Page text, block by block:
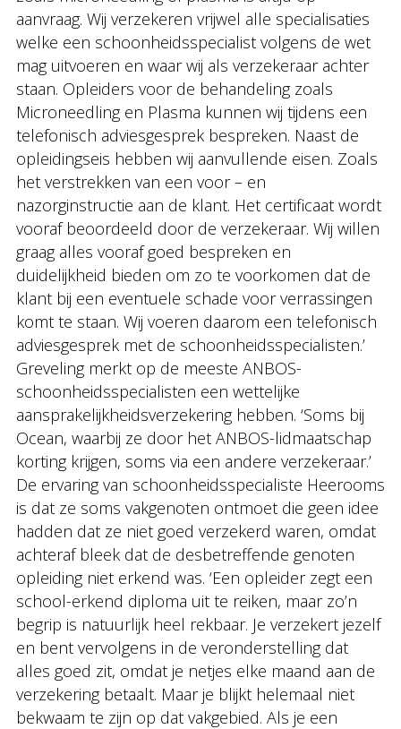
aanvraag. Wij verzekeren vrijwel alle specialisaties
welke een schoonheidsspecialist volgens de wet
mag uitvoeren en waar wij als verzekeraar achter
staan. Opleiders voor de behandeling zoals
Microneedling en Plasma kunnen wij tijdens een
telefonisch adviesgesprek bespreken. Naast de
opleidingseis hebben wij aanvullende eisen. Zoals
het verstrekken van een voor – en
nazorginstructie aan de klant. Het certificaat wordt
vooraf beoordeeld door de verzekeraar. Wij willen
graag alles vooraf goed bespreken en
duidelijkheid bieden om zo te voorkomen dat de
klant bij een eventuele schade voor verrassingen
komt te staan. Wij voeren daarom een telefonisch
adviesgesprek met de schoonheidsspecialisten.’
Greveling merkt op de meeste ANBOS-
schoonheidsspecialisten een wettelijke
aansprakelijkheidsverzekering hebben. ‘Soms bij
Ocean, waarbij ze door het ANBOS-lidmaatschap
korting krijgen, soms via een andere verzekeraar.’
De ervaring van schoonheidsspecialiste Heerooms
is dat ze soms vakgenoten ontmoet die geen idee
hadden dat ze niet goed verzekerd waren, omdat
achteraf bleek dat de desbetreffende genoten
opleiding niet erkend was. ‘Een opleider zegt een
school-erkend diploma uit te reiken, maar zo’n
begrip is natuurlijk heel rekbaar. Je verzekert jezelf
en bent vervolgens in de veronderstelling dat
alles goed zit, omdat je netjes elke maand aan de
verzekering betaalt. Maar je blijkt helemaal niet
bekwaam te zijn op dat vakgebied. Als je een